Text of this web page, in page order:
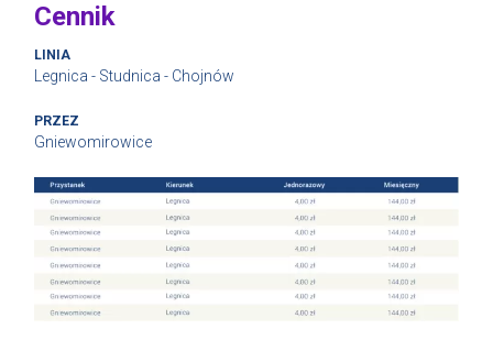
Cennik
LINIA
Legnica - Studnica - Chojnów
PRZEZ
Gniewomirowice